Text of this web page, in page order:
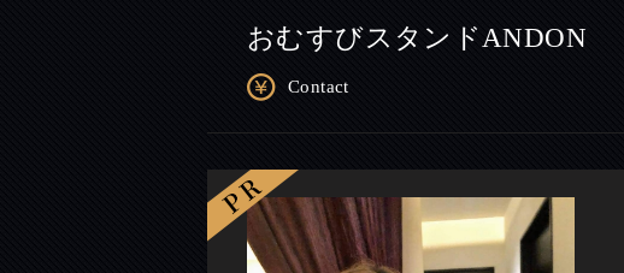
おむすびスタンドANDON
Contact